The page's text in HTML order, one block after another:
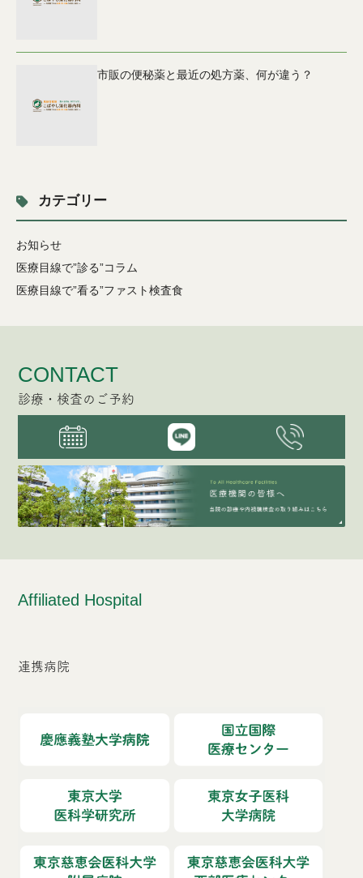
市販の便秘薬と最近の処方薬、何が違う？
カテゴリー
お知らせ
医療目線で”診る”コラム
医療目線で”看る”ファスト検査食
CONTACT
診療・検査のご予約
Affiliated Hospital
連携病院